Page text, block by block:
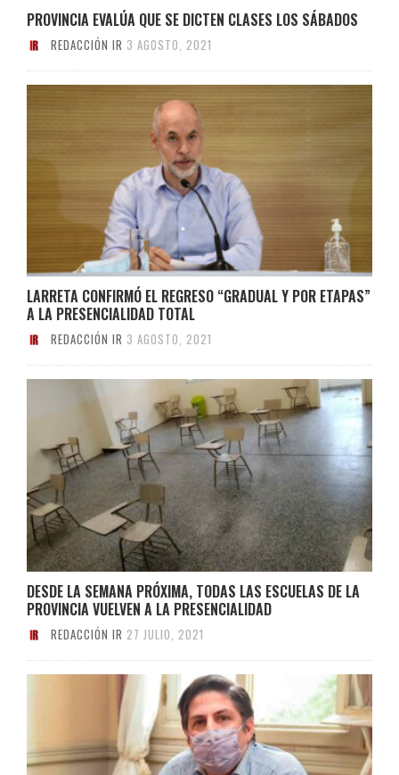
PROVINCIA EVALÚA QUE SE DICTEN CLASES LOS SÁBADOS
REDACCIÓN IR 3 AGOSTO, 2021
LARRETA CONFIRMÓ EL REGRESO “GRADUAL Y POR ETAPAS”
A LA PRESENCIALIDAD TOTAL
REDACCIÓN IR 3 AGOSTO, 2021
DESDE LA SEMANA PRÓXIMA, TODAS LAS ESCUELAS DE LA
PROVINCIA VUELVEN A LA PRESENCIALIDAD
REDACCIÓN IR 27 JULIO, 2021